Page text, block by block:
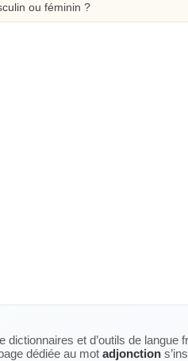
ou féminin ?
dictionnaires et d’outils de
dédiée au mot adjonction